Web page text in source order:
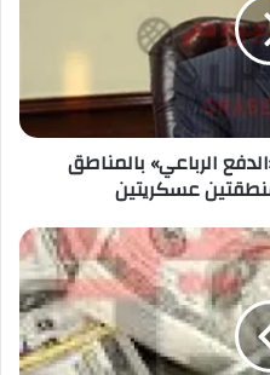
الرباعي» بالمناطق
عسكريتين